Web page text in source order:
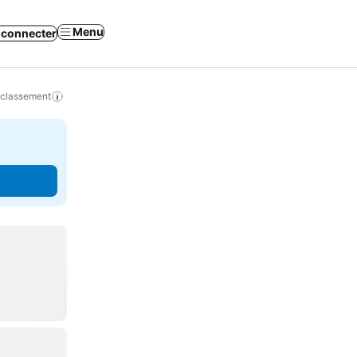
connecter Menu